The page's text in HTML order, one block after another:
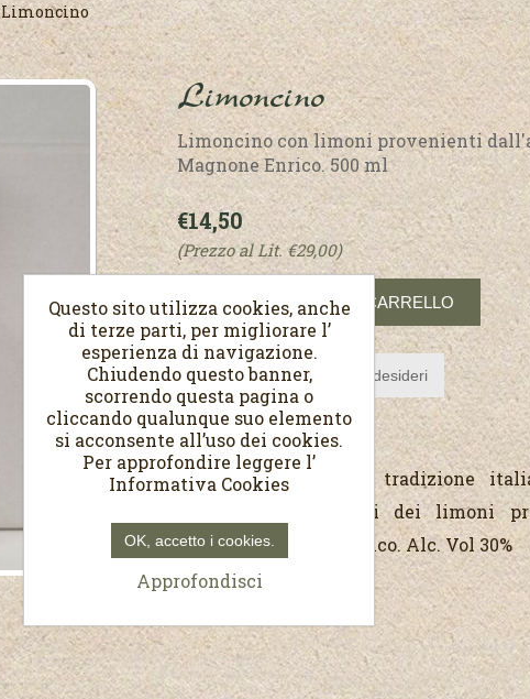
Limoncino
Limoncino
Limoncino con limoni provenienti
Magnone Enrico. 500 ml
€14,50
(Prezzo al Lit. €29,00)
Liquore tipico della tradizione
essenze e i profumi dei limoni
agricola Magnone Enrico. Alc. Vol 30%
Questo sito utilizza cookies, anche
di terze parti, per migliorare l’
esperienza di navigazione.
Chiudendo questo banner,
scorrendo questa pagina o
cliccando qualunque suo elemento
si acconsente all’uso dei cookies.
Per approfondire leggere l’
Informativa Cookies
OK, accetto i cookies.
Approfondisci